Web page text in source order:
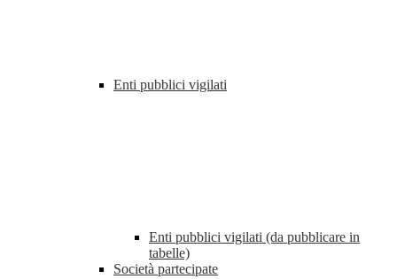
Enti pubblici vigilati
Enti pubblici vigilati (da pubblicare in
tabelle)
Società partecipate